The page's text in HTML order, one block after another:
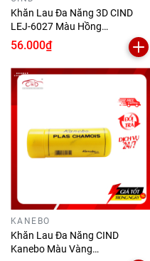
Khăn Lau Đa Năng 3D CIND
LEJ-6027 Màu Hồng
(64*43*0.2cm)
56.000₫
KANEBO
Khăn Lau Đa Năng CIND
Kanebo Màu Vàng